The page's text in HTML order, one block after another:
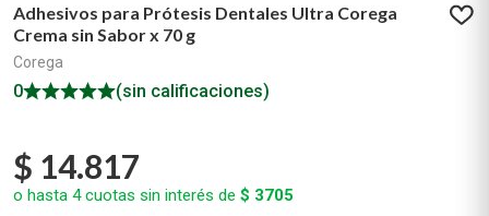
Adhesivos para Prótesis Dentales Ultra Corega
Crema sin Sabor x 70 g
Corega
0 (sin calificaciones)
$ 14.817
o hasta 4cuotas sin interés de $ 3705